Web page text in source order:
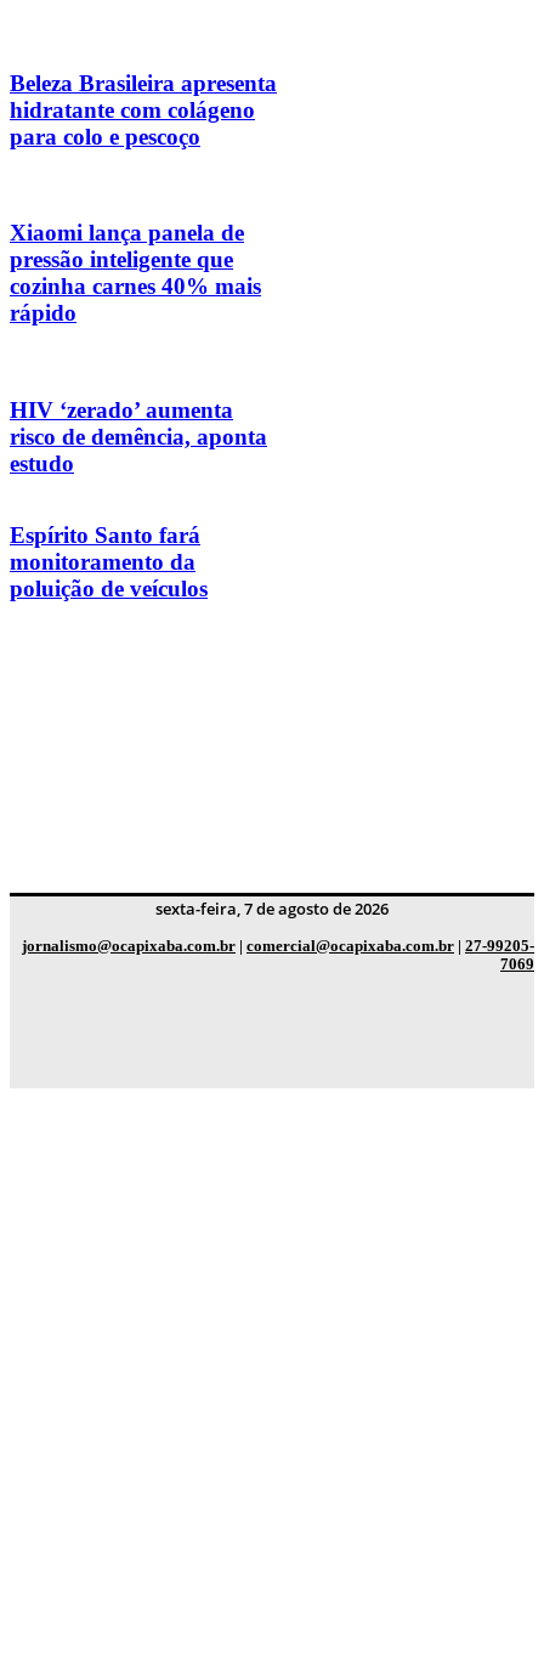
Beleza Brasileira apresenta
hidratante com colágeno
para colo e pescoço
Xiaomi lança panela de
pressão inteligente que
cozinha carnes 40% mais
rápido
HIV ‘zerado’ aumenta
risco de demência, aponta
estudo
Espírito Santo fará
monitoramento da
poluição de veículos
sexta-feira, 7 de agosto de 2026
jornalismo@ocapixaba.com.br | comercial@ocapixaba.com.br | 27-99205-
7069